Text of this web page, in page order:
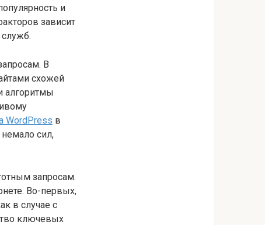
и
зависит
В
схожей
алгоритмы
WordPress в
сил,
запросам.
Во-первых,
в случае с
ключевых